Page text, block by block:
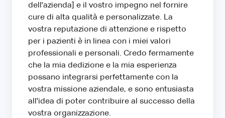
dell'azienda] e il vostro impegno nel fornire
cure di alta qualità e personalizzate. La
vostra reputazione di attenzione e rispetto
per i pazienti è in linea con i miei valori
professionali e personali. Credo fermamente
che la mia dedizione e la mia esperienza
possano integrarsi perfettamente con la
vostra missione aziendale, e sono entusiasta
all'idea di poter contribuire al successo della
vostra organizzazione.